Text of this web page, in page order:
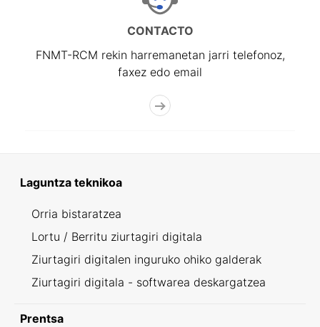
CONTACTO
FNMT-RCM rekin harremanetan jarri telefonoz,
faxez edo email
Laguntza teknikoa
Orria bistaratzea
Lortu / Berritu ziurtagiri digitala
Ziurtagiri digitalen inguruko ohiko galderak
Ziurtagiri digitala - softwarea deskargatzea
Prentsa